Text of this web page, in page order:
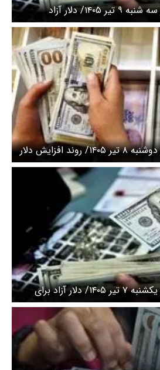
آخرین قیمت دلار امروز سه شنبه ۹ تیر ۱۴۰۵/ دلار آزاد
آخرین قیمت دلار امروز دوشنبه ۸ تیر ۱۴۰۵/ روند افزایش دلار
آخرین قیمت دلار امروز یکشنبه ۷ تیر ۱۴۰۵/ دلار آزاد برای